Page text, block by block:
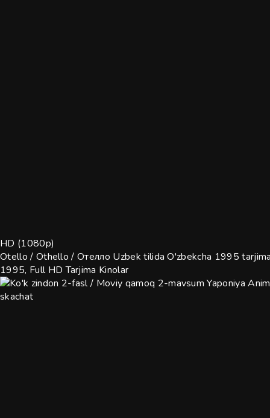
HD (1080p)
Otello / Othello / Отелло Uzbek tilida O'zbekcha 1995
1995, Full HD Tarjima Kinolar